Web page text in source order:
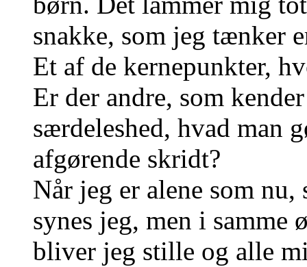
snakke, som jeg tænker
Et af de kernepunkter,
Er der andre, som
særdeleshed, hvad man
afgørende skridt?
Når jeg er alene som
synes jeg, men i samme
bliver jeg stille og alle